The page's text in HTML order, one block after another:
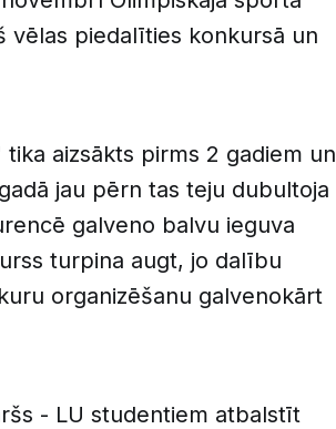
vēlas piedalīties konkursā un
aizsākts pirms 2 gadiem un
jau pērn tas teju dubultoja
galveno balvu ieguva
turpina augt, jo dalību
organizēšanu galvenokārt
- LU studentiem atbalstīt